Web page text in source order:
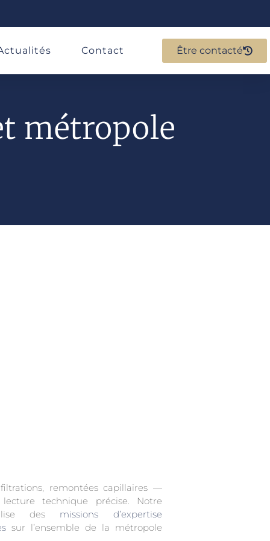
Contact Être contacté
métropole
remontées capillaires —
technique précise. Notre
des missions d’expertise
sur l’ensemble de la métropole